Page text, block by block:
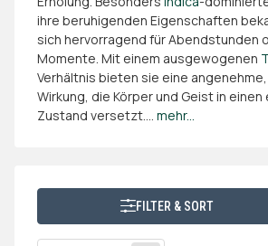
ihre beruhigenden Eigenschaften
sich hervorragend für Abendstunden
Momente. Mit einem ausgewogenen
Verhältnis bieten sie eine
Wirkung, die Körper und Geist in
Zustand versetzt.... mehr...
FILTER & SORT